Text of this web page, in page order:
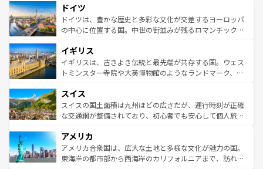
せる。地方によって風土や気候が異なるスペインはその個
性で訪れる人を魅了する。 なお、新着のスペイン情報は コ
ンテンツ一覧を参照してほしい。
で、幅広い魅力が詰まっている。華麗な宮殿、歴史的な大
聖堂、美しいビーチ、そして豊かな自然が、訪れる者を心
から魅了する。また、フランスは美食の国としても知ら
いる。シャンパンの発祥地であるランス、プロヴァンスの
香り高いラベンダー畑など、多彩な楽しみ方が可能だ。さ
らに、パリ以外の地域にも魅力が溢れており、どの街角に
れる地方に足を運ぶとそれぞれで全く異なる文化を体験で
きるだろう。 なお、新着のフランス情報はコンテンツ一覧
を参照してほしい。
ドイツ
ドイツは、豊かな歴史と多彩な文化が交差するヨーロッパ
の中心に位置する国。中世の街並みが残るロマンチック街
顔を持つこの国は、どこを歩いても飽きることがない。ベ
ルリンの文化的活気、バイエルン州のアルプスの絶景、そ
してライン川沿いのワイン畑といった風景は必見。ビール
は、お酒好きな人にはぜひ体験してほしい。 なお、新着の
ドイツ情報はコンテンツ一覧を参照してほしい。
イギリス
イギリスは、古きよき伝統と最先端が共存する国。ウェス
トミンスター寺院や大英博物館のようなランドマーク、歴
リアごとに異なる魅力がある。また、優雅なアフタヌーン
ティー、ビール好きにはたまらない英国パブ、サッカー観
戦など、本場だからこそできる体験も豊富。イギリスを旅
ンツ一覧を参照してほしい。
スイス
スイスの国土面積は九州ほどの広さだが、運行時刻が正確
な交通網が整備されており、初心者でも安心して個人旅行
の建物がそのまま残る町や、スイスならではのユニークな
博物館もあり、アルプス観光だけでなく町歩きも満喫する
ことができる。国民の所得が高いため物価も高いが、旅行
アメリカ
アメリカ合衆国は、広大な土地と多様な文化が魅力の国。
東海岸の都市部から西海岸のカリフォルニアまで、訪れる